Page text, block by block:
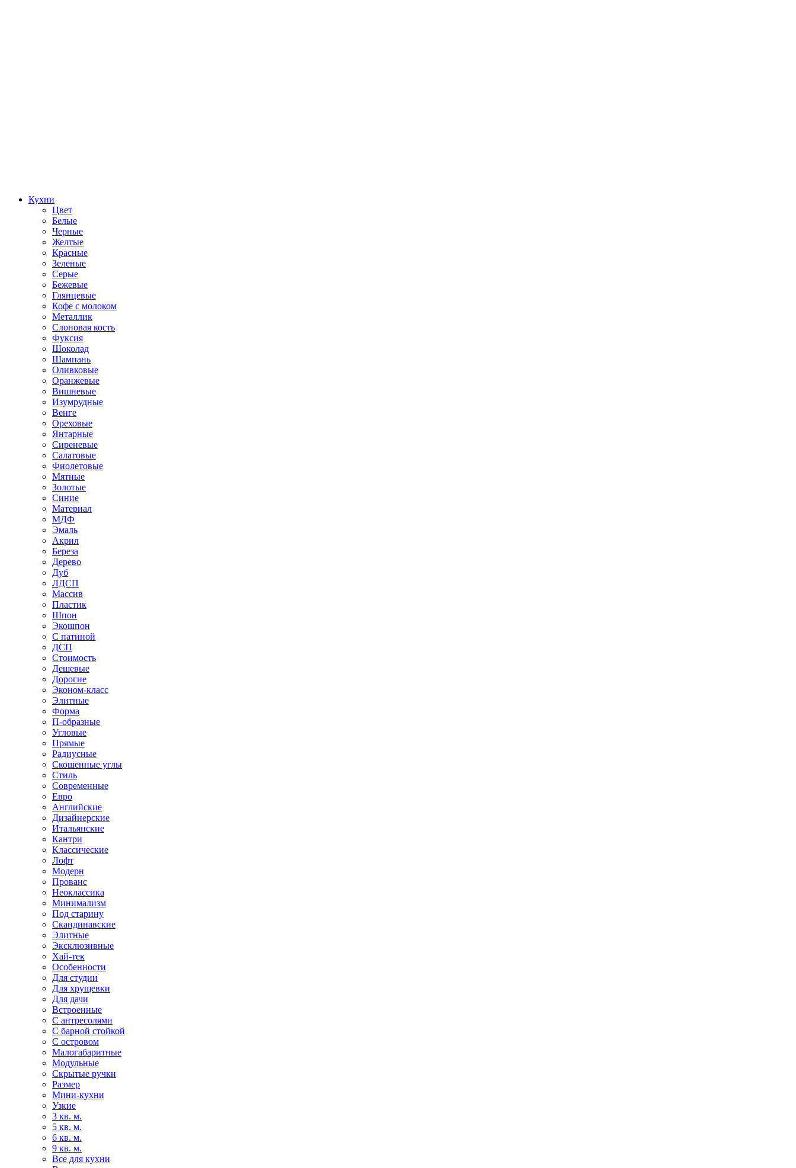
Кухни
Цвет
Белые
Черные
Желтые
Красные
Зеленые
Серые
Бежевые
Глянцевые
Кофе с молоком
Металлик
Слоновая кость
Фуксия
Шоколад
Шампань
Оливковые
Оранжевые
Вишневые
Изумрудные
Венге
Ореховые
Янтарные
Сиреневые
Салатовые
Фиолетовые
Мятные
Золотые
Синие
Материал
МДФ
Эмаль
Акрил
Береза
Дерево
Дуб
ЛДСП
Массив
Пластик
Шпон
Экошпон
С патиной
ДСП
Стоимость
Дешевые
Дорогие
Эконом-класс
Элитные
Форма
П-образные
Угловые
Прямые
Радиусные
Скошенные углы
Стиль
Современные
Евро
Английские
Дизайнерские
Итальянские
Кантри
Классические
Лофт
Модерн
Прованс
Неоклассика
Минимализм
Под старину
Скандинавские
Элитные
Эксклюзивные
Хай-тек
Особенности
Для студии
Для хрущевки
Для дачи
Встроенные
С антресолями
С барной стойкой
С островом
Малогабаритные
Модульные
Скрытые ручки
Размер
Мини-кухни
Узкие
3 кв. м.
5 кв. м.
6 кв. м.
9 кв. м.
Все для кухни